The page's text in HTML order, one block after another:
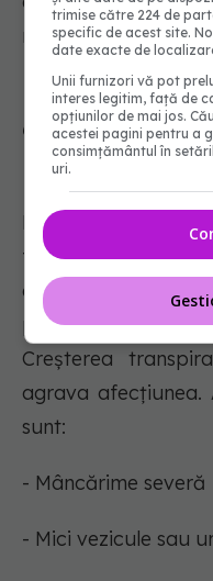
respectivă.
6. Eczeme
Eczema este o
frecvent întâlnită
denumirea de
prin erupții
Creșterea
agrava afecțiunea.
sunt:
- Mâncărime severă
- Mici vezicule sau
trimise către 224 de
specific de acest site.
date exacte de
Unii furnizori vă pot
interes legitim, față de
opțiunilor de mai jos.
acestei pagini pentru a
consimțământul în
uri.